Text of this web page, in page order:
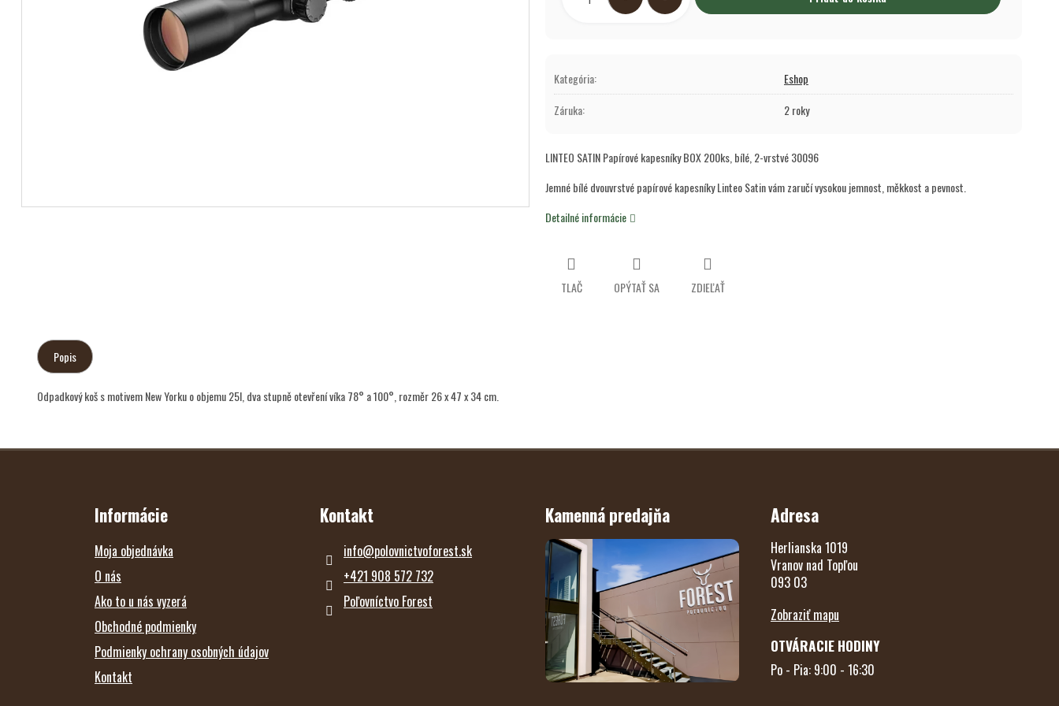
Kategória:
Eshop
Záruka: 2 roky
LINTEO SATIN Papírové kapesníky BOX 200ks, bílé, 2-vrstvé 30096
Jemné bílé dvouvrstvé papírové kapesníky Linteo Satin vám zaručí vysokou jemnost, měkkost a pevnost.
Detailné informácie
TLAČ OPÝTAŤ SA ZDIEĽAŤ
Popis
Odpadkový koš s motivem New Yorku o objemu 25l, dva stupně otevření víka 78° a 100°, rozměr 26 x 47 x 34 cm.
Z
Informácie
Moja objednávka
O nás
Ako to u nás vyzerá
Obchodné podmienky
Podmienky ochrany osobných údajov
Kontakt
Kontakt
info@polovnictvoforest.sk
+421 908 572 732
Poľovníctvo Forest
Kamenná predajňa Adresa
Herlianska 1019
Vranov nad Topľou
093 03
Zobraziť mapu
OTVÁRACIE HODINY
Po - Pia: 9:00 - 16:30